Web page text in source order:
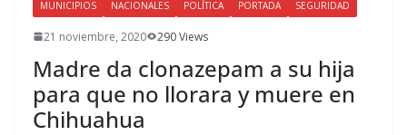
MUNICIPIOS NACIONALES POLÍTICA PORTADA SEGURIDAD
21 noviembre, 2020 290 Views
Madre da clonazepam a su hija
para que no llorara y muere en
Chihuahua